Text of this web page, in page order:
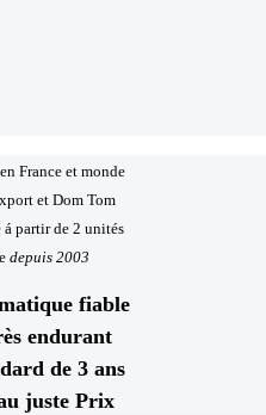
France et monde
et Dom Tom
partir de 2 unités
depuis 2003
fiable
endurant
de 3 ans
juste Prix